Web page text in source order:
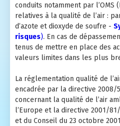
Offres d'emploi
Indice atmo
Surveillance
Le réseau de mesures
Micro-Capteurs
Mesures
Open Data
Rapports d'études
PRSQA
Rapports externes
Rapports d'activité
Outils pédagogiques
Mon Impact Télétravail
Pollution de l'air, changement
ABC d'air
Vidéos
Nos GEStes Climat
Contact
conduits notamment par l’OMS
relatives à la qualité de l’air :
d’azote et dioxyde de soufre -
risques). En cas de
tenus de mettre en place des
valeurs limites dans les plus
La réglementation qualité de
encadrée par la directive 2008/
concernant la qualité de l’air
l’Europe et la directive 2001/
et du Conseil du 23 octobre